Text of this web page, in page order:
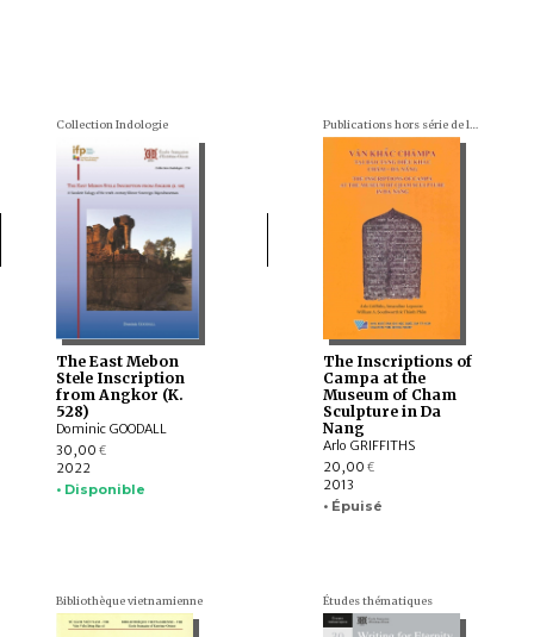
Collection Indologie
The East Mebon
Stele Inscription
from Angkor (K.
528)
Dominic GOODALL
30,00 €
2022
• Disponible
Publications hors série de l'École française d'Extrême-Orient
The Inscriptions of
Campa at the
Museum of Cham
Sculpture in Da
Nang
Arlo GRIFFITHS
20,00 €
2013
• Épuisé
Bibliothèque vietnamienne Études thématiques